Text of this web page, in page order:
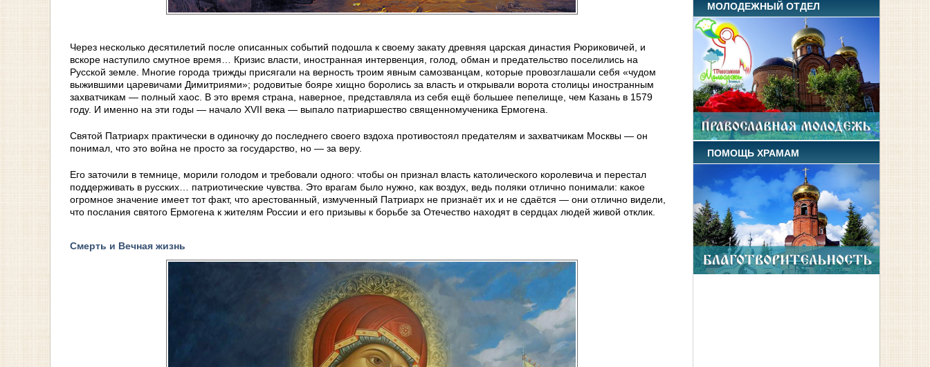
Через несколько десятилетий после описанных событий подошла к своему закату древняя царская династия Рюриковичей, и
вскоре наступило смутное время… Кризис власти, иностранная интервенция, голод, обман и предательство поселились на
Русской земле. Многие города трижды присягали на верность троим явным самозванцам, которые провозглашали себя «чудом
выжившими царевичами Димитриями»; родовитые бояре хищно боролись за власть и открывали ворота столицы иностранным
захватчикам — полный хаос. В это время страна, наверное, представляла из себя ещё большее пепелище, чем Казань в 1579
году. И именно на эти годы — начало XVII века — выпало патриаршество священномученика Ермогена.
Святой Патриарх практически в одиночку до последнего своего вздоха противостоял предателям и захватчикам Москвы — он
понимал, что это война не просто за государство, но — за веру.
Его заточили в темнице, морили голодом и требовали одного: чтобы он признал власть католического королевича и перестал
поддерживать в русских… патриотические чувства. Это врагам было нужно, как воздух, ведь поляки отлично понимали: какое
огромное значение имеет тот факт, что арестованный, измученный Патриарх не признаёт их и не сдаётся — они отлично видели,
что послания святого Ермогена к жителям России и его призывы к борьбе за Отечество находят в сердцах людей живой отклик.
Смерть и Вечная жизнь
МОЛОДЕЖНЫЙ ОТДЕЛ
ПОМОЩЬ ХРАМАМ